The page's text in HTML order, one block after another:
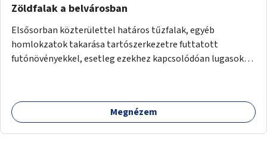
Zöldfalak a belvárosban
Elsősorban közterülettel határos tűzfalak, egyéb
homlokzatok takarása tartószerkezetre futtatott
futónövényekkel, esetleg ezekhez kapcsolódóan lugasok
nincs lehetőség.
Megnézem